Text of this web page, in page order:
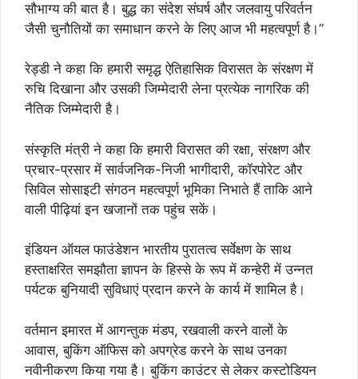
सौभाग्य की बात है। बुद्ध का संदेश संघर्ष और जलवायु परिवर्तन
जैसी चुनौतियों का समाधान करने के लिए आज भी महत्‍वपूर्ण है।”
रेड्डी ने कहा कि हमारी समृद्ध ऐतिहासिक विरासत के संरक्षण में
रुचि दिखाना और उसकी जिम्मेदारी लेना प्रत्येक नागरिक की
नैतिक जिम्मेदारी है।
संस्‍कृति मंत्री ने कहा कि हमारी विरासत की रक्षा, संरक्षण और
प्रचार-प्रसार में सार्वजनिक-निजी भागीदारी, कॉरपोरेट और
सिविल सोसाइटी संगठन महत्वपूर्ण भूमिका निभाते हैं ताकि आने
वाली पीढ़ियां इन खजानों तक पहुंच सकें।
इंडियन ऑयल फाउंडेशन भारतीय पुरातत्व सर्वेक्षण के साथ
हस्ताक्षरित समझौता ज्ञापन के हिस्से के रूप में कन्हेरी में उन्नत
पर्यटक बुनियादी सुविधाएं प्रदान करने के कार्य में शामिल है।
वर्तमान इमारत में आगन्‍तुक मंडप, रखवाली करने वालों के
आवास, बुकिंग ऑफिस को अपग्रेड करने के साथ उनका
नवीनीकरण किया गया है। बुकिंग काउंटर से लेकर कस्टोडियन